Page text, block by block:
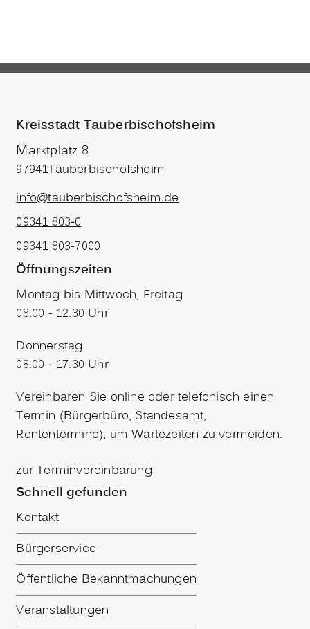
Kreisstadt Tauberbischofsheim
Marktplatz 8
97941Tauberbischofsheim
info@tauberbischofsheim.de
09341 803-0
09341 803-7000
Öffnungszeiten
Montag bis Mittwoch, Freitag
08.00 - 12.30 Uhr
Donnerstag
08.00 - 17.30 Uhr
Vereinbaren Sie online oder telefonisch einen
Termin (Bürgerbüro, Standesamt,
Rententermine), um Wartezeiten zu vermeiden.
zur Terminvereinbarung
Schnell gefunden
Kontakt
Bürgerservice
Öffentliche Bekanntmachungen
Veranstaltungen